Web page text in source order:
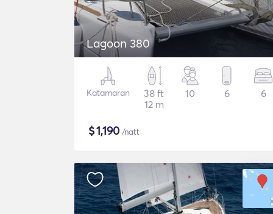
Lagoon 380
Katamaran
38 ft
12 m
10 6 6
$1,190 /natt